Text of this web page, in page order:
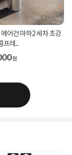
에어건 마하2 세차 초강
프레...
원